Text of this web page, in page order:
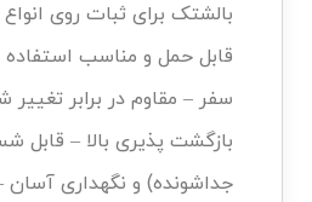
بالشتک برای ثبات روی
قابل حمل و مناسب استفاده
سفر – مقاوم در برابر تغییر
بازگشت پذیری بالا – قابل
جداشونده) و نگهداری آسان